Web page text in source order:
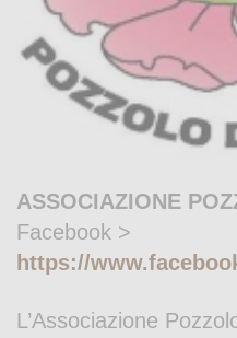
ASSOCIAZIONE
Facebook >
https://
L’Associazione